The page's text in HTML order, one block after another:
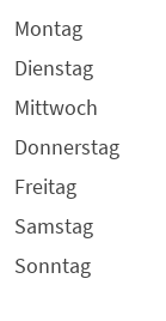
Montag
Dienstag
Mittwoch
Donnerstag
Freitag
Samstag
Sonntag